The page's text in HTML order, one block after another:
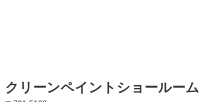
クリーンペイントショールーム